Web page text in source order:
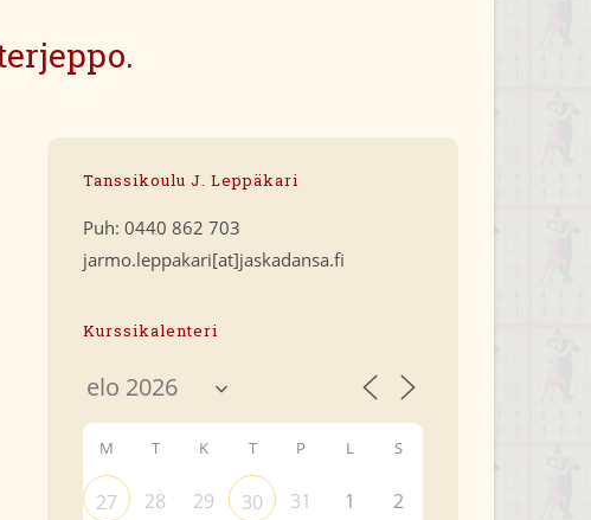
Tanssikoulu J. Leppäkari
Puh: 0440 862 703
jarmo.leppakari[at]jaskadansa.fi
Kurssikalenteri
M T K T P L S
27 28 29 30 31 1
2